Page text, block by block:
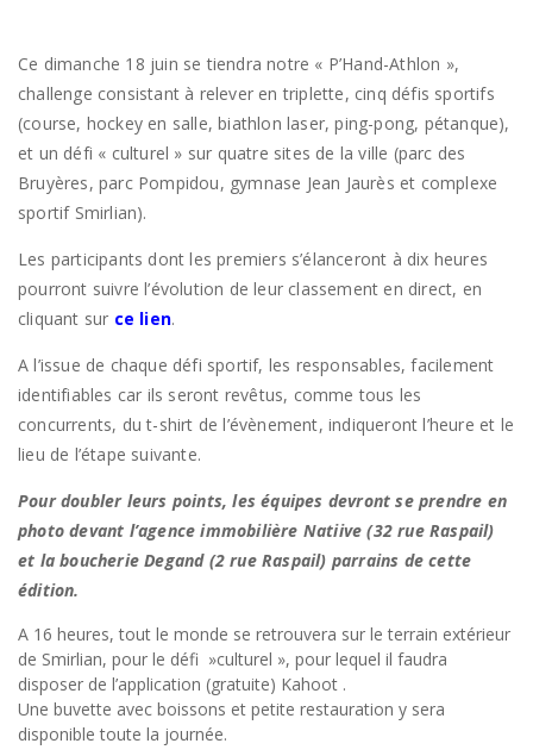
Ce dimanche 18 juin se tiendra notre « P’Hand-Athlon »,
challenge consistant à relever en triplette, cinq défis sportifs
(course, hockey en salle, biathlon laser, ping-pong, pétanque),
et un défi « culturel » sur quatre sites de la ville (parc des
Bruyères, parc Pompidou, gymnase Jean Jaurès et complexe
sportif Smirlian).
Les participants dont les premiers s’élanceront à dix heures
pourront suivre l’évolution de leur classement en direct, en
cliquant sur ce lien.
A l’issue de chaque défi sportif, les responsables, facilement
identifiables car ils seront revêtus, comme tous les
concurrents, du t-shirt de l’évènement, indiqueront l’heure et le
lieu de l’étape suivante.
Pour doubler leurs points, les équipes devront se prendre en
photo devant l’agence immobilière Natiive (32 rue Raspail)
et la boucherie Degand (2 rue Raspail) parrains de cette
édition.
A 16 heures, tout le monde se retrouvera sur le terrain extérieur
de Smirlian, pour le défi »culturel », pour lequel il faudra
disposer de l’application (gratuite) Kahoot .
Une buvette avec boissons et petite restauration y sera
disponible toute la journée.